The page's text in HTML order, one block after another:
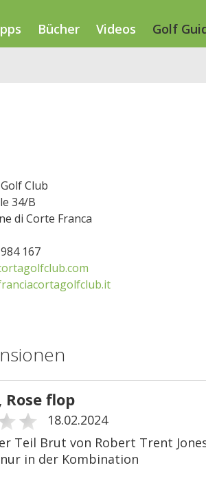
Bücher Videos Golf
Club
34/B
di Corte Franca
167
flop
18.02.2024
Teil Brut von Robert Trent
in der Kombination